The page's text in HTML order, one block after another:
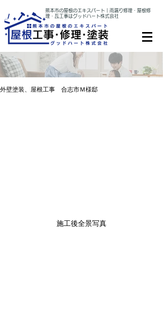
熊本市の屋根のエキスパート｜雨漏り修理・屋根修
理・瓦工事はグッドハート株式会社
外壁塗装、屋根工事 合志市Ｍ様邸
施工後全景写真